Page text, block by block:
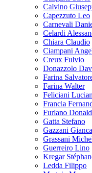
Calvino
Capezzuto Leo
Carnevali
Celardi
Chiara Claudio
Ciampani
Creux Fulvio
Donazzolo
Farina
Farina Walter
Feliciani
Francia
Furlano Donald
Gatta Stefano
Gazzani
Grassani
Guerreiro Lino
Kregar
Ledda Filippo